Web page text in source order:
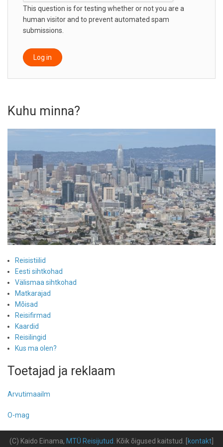
This question is for testing whether or not you are a
human visitor and to prevent automated spam
submissions.
Kuhu minna?
Reisistiilid
Eesti sihtkohad
Välismaa sihtkohad
Matkarajad
Mõisad
Reisifirmad
Kaardid
Reisilingid
Kus ma olen?
Toetajad ja reklaam
Arvutimaailm
O-mag
(C) Kaido Einama, MTÜ Reisijutud Kõik õigused kaitstud kontakt